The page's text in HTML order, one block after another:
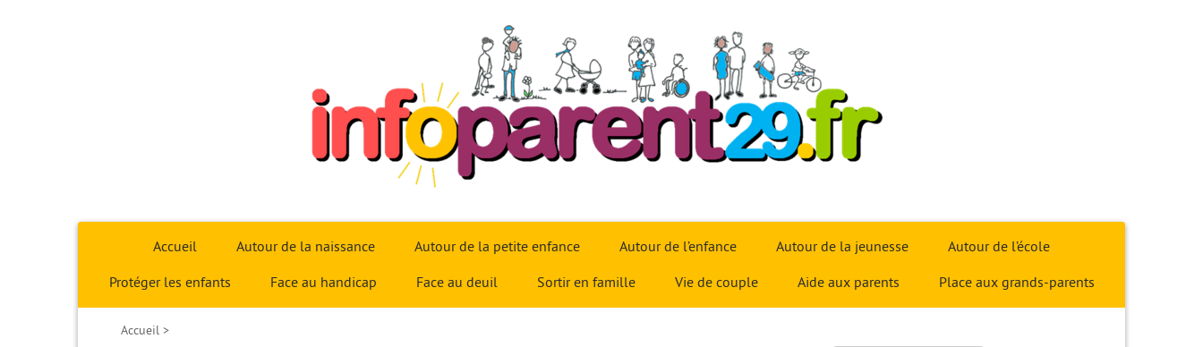
Infoparent29
Accueil Autour de la naissance Autour de la petite enfance Autour de l’enfance Autour de la jeunesse Autour de l’école
Protéger les enfants Face au handicap Face au deuil Sortir en famille Vie de couple Aide aux parents Place aux grands-parents
Accueil >